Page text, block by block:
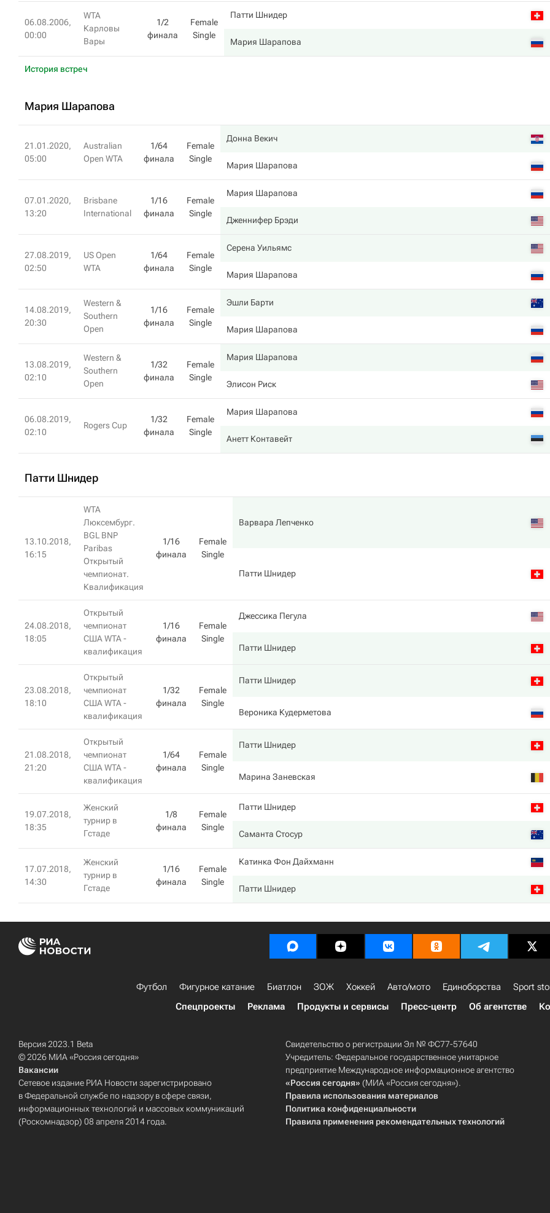
06.08.2006,
00:00
WTA
Карловы
Вары
1/2
финала
Female
Single
Патти Шнидер
Мария Шарапова
История встреч
Мария Шарапова
21.01.2020,
05:00
Australian
Open WTA
1/64
финала
Female
Single
Донна Векич
Мария Шарапова
07.01.2020,
13:20
Brisbane
International
1/16
финала
Female
Single
Мария Шарапова
Дженнифер Брэди
27.08.2019,
02:50
US Open
WTA
1/64
финала
Female
Single
Серена Уильямс
Мария Шарапова
14.08.2019,
20:30
Western &
Southern
Open
1/16
финала
Female
Single
Эшли Барти
Мария Шарапова
13.08.2019,
02:10
Western &
Southern
Open
1/32
финала
Female
Single
Мария Шарапова
Элисон Риск
06.08.2019,
02:10
Rogers Cup
1/32
финала
Female
Single
Мария Шарапова
Анетт Контавейт
Патти Шнидер
13.10.2018,
16:15
WTA
Люксембург.
BGL BNP
Paribas
Открытый
чемпионат.
Квалификация
1/16
финала
Female
Single
Варвара Лепченко
Патти Шнидер
24.08.2018,
18:05
Открытый
чемпионат
США WTA -
квалификация
1/16
финала
Female
Single
Джессика Пегула
Патти Шнидер
23.08.2018,
18:10
Открытый
чемпионат
США WTA -
квалификация
1/32
финала
Female
Single
Патти Шнидер
Вероника Кудерметова
21.08.2018,
21:20
Открытый
чемпионат
США WTA -
квалификация
1/64
финала
Female
Single
Патти Шнидер
Марина Заневская
19.07.2018,
18:35
Женский
турнир в
Гстаде
1/8
финала
Female
Single
Патти Шнидер
Саманта Стосур
17.07.2018,
14:30
Женский
турнир в
Гстаде
1/16
финала
Female
Single
Катинка Фон Дайхманн
Патти Шнидер
Футбол Фигурное катание Биатлон ЗОЖ Хоккей Авто/мото Единоборства Sport
Спецпроекты
Реклама Продукты и сервисы Пресс-центр Об агентстве
Версия 2023.1 Beta
© 2026 МИА «Россия сегодня»
Вакансии
Сетевое издание РИА Новости зарегистрировано
в Федеральной службе по надзору в сфере связи,
информационных технологий и массовых коммуникаций
(Роскомнадзор) 08 апреля 2014 года.
Свидетельство о регистрации Эл № ФС77-57640
Учредитель: Федеральное государственное унитарное
предприятие Международное информационное агентство
«Россия сегодня» (МИА «Россия сегодня»).
Правила использования материалов
Политика конфиденциальности
Правила применения рекомендательных технологий